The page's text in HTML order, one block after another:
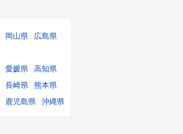
岡山県
広島県
愛媛県
高知県
長崎県
熊本県
鹿児島県 沖縄県